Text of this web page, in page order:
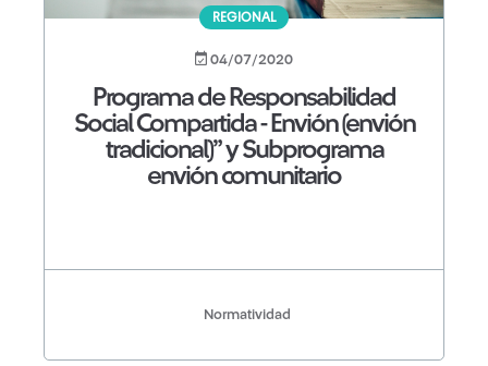
REGIONAL
04/07/2020
Programa de Responsabilidad
Social Compartida - Envión (envión
tradicional)” y Subprograma
envión comunitario
Normatividad